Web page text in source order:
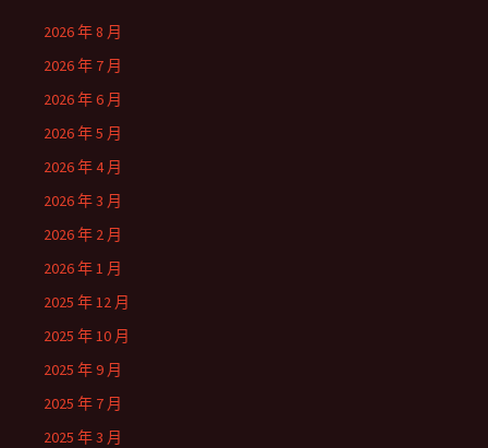
2026 年 8 月
2026 年 7 月
2026 年 6 月
2026 年 5 月
2026 年 4 月
2026 年 3 月
2026 年 2 月
2026 年 1 月
2025 年 12 月
2025 年 10 月
2025 年 9 月
2025 年 7 月
2025 年 3 月